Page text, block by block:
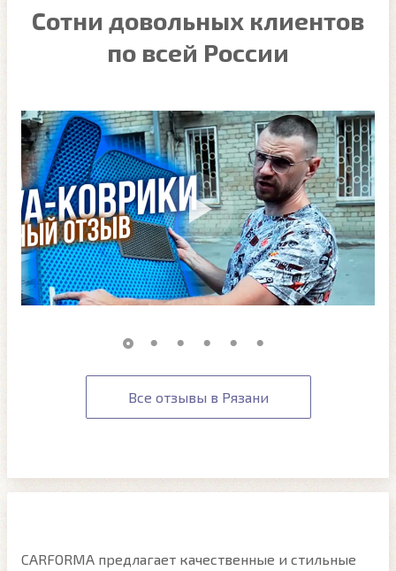
Сотни довольных клиентов
по всей России
Все отзывы в Рязани
CARFORMA предлагает качественные и стильные